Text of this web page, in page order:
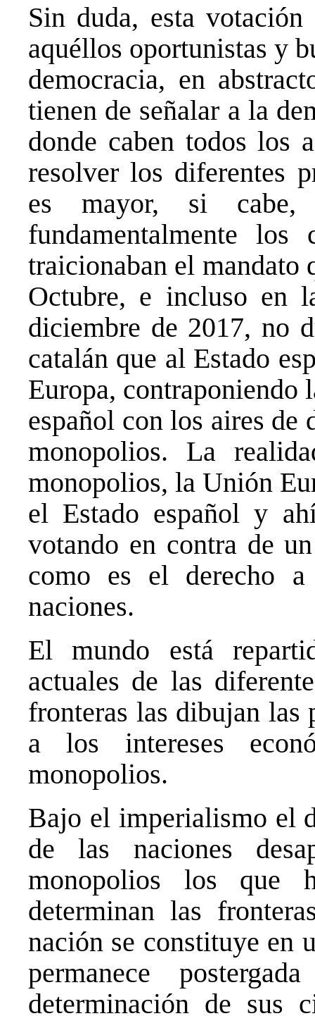
Sin duda, esta
aquéllos oportunistas y
democracia, en
tienen de señalar a la
donde caben todos los
resolver los diferentes
es mayor, si cabe,
fundamentalmente
traicionaban el mandato
Octubre, e incluso en
diciembre de 2017, no
catalán que al Estado
Europa, contraponiendo
español con los aires de
monopolios. La
monopolios, la Unión
el Estado español y
votando en contra de
como es el derecho
naciones.
El mundo está
actuales de las
fronteras las dibujan las
a los intereses
monopolios.
Bajo el imperialismo el
de las naciones
monopolios los que
determinan las
nación se constituye en
permanece
determinación de sus